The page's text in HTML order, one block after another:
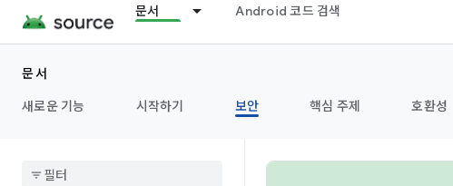
문서 Android 코드 검색
문서
새로운 기능
시작하기 보안 핵심 주제 호환성